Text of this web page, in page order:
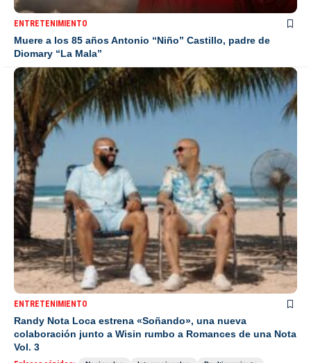
ENTRETENIMIENTO
Muere a los 85 años Antonio “Niño” Castillo, padre de
Diomary “La Mala”
ENTRETENIMIENTO
Randy Nota Loca estrena «Soñando», una nueva
colaboración junto a Wisin rumbo a Romances de una Nota
Vol. 3